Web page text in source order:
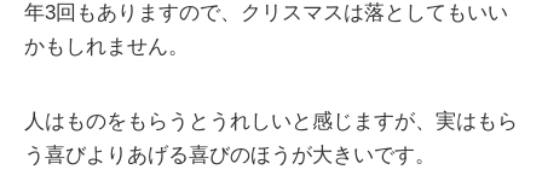
年3回もありますので、クリスマスは落としてもいい
かもしれません。
人はものをもらうとうれしいと感じますが、実はもら
う喜びよりあげる喜びのほうが大きいです。